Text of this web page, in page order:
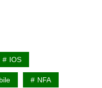
IOS
NFA